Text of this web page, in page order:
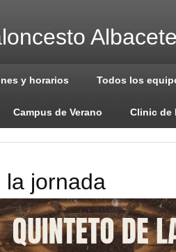
y horarios Todos los
Campus de Verano Clinic de
la jornada